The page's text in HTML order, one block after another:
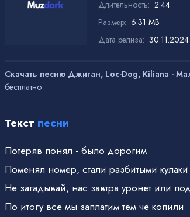
Длительность: 2:44
Размер: 6.31 MB
Дата релиза: 30.11.2024
Скачать песню Джиган, Loc-Dog, Kiliana -
бесплатно
Текст песни
Потеряв понял - было дорогим
Поменял номер, стали разбитыми кулаки
Не загадывай, нас завтра уронет или
По итогу все мы заплатим тем чё копили